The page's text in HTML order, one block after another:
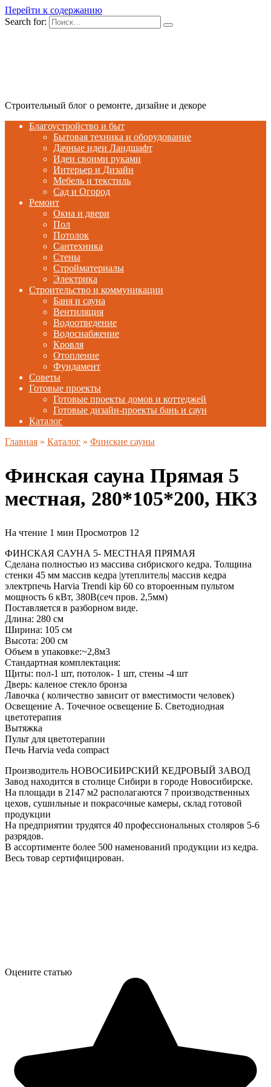
Перейти к содержанию
Search for:
Строительный блог о ремонте, дизайне и декоре
Благоустройство и быт
Бытовая техника и оборудование
Дачные идеи Ландшафт
Идеи своими руками
Интерьер и Дизайн
Мебель и текстиль
Сад и Огород
Ремонт
Окна и двери
Пол
Потолок
Сантехника
Стены
Стройматериалы
Электрика
Строительство и коммуникации
Баня и сауна
Вентиляция
Водоотведение
Водоснабжение
Кровля
Отопление
Фундамент
Советы
Готовые проекты
Готовые проекты домов и коттеджей
Готовые дизайн-проекты бань и саун
Каталог
Главная » Каталог » Финские сауны
Финская сауна Прямая 5
местная, 280*105*200, НКЗ
На чтение 1 мин Просмотров 12
ФИНСКАЯ САУНА 5- МЕСТНАЯ ПРЯМАЯ
Сделана полностью из массива сибриского кедра. Толщина
стенки 45 мм массив кедра |утеплитель| массив кедра
электрпечь Harvia Trendi kip 60 со второенным пультом
мощность 6 кВт, 380В(сеч пров. 2,5мм)
Поставляется в разборном виде.
Длина: 280 см
Ширина: 105 см
Высота: 200 см
Объем в упаковке:~2,8м3
Стандартная комплектация:
Щиты: пол-1 шт, потолок- 1 шт, стены -4 шт
Дверь: каленое стекло бронза
Лавочка ( количество зависит от вместимости человек)
Освещение А. Точечное освещение Б. Светодиодная
цветотерапия
Вытяжка
Пульт для цветотерапии
Печь Harvia veda compact
Производитель НОВОСИБИРСКИЙ КЕДРОВЫЙ ЗАВОД
Завод находится в столице Сибири в городе Новосибирске.
На площади в 2147 м2 располагаются 7 производственных
цехов, сушильные и покрасочные камеры, склад готовой
продукции
На предприятии трудятся 40 профессиональных столяров 5-6
разрядов.
В ассортименте более 500 наменований продукции из кедра.
Весь товар сертифицирован.
Оцените статью